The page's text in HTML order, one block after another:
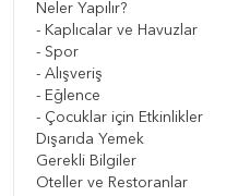
Neler Yapılır?
- Kaplıcalar ve Havuzlar
- Spor
- Alışveriş
- Eğlence
- Çocuklar için Etkinlikler
Dışarıda Yemek
Gerekli Bilgiler
Oteller ve Restoranlar